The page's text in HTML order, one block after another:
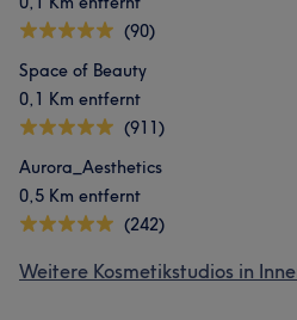
(90)
Space of Beauty
0,1 Km entfernt
(911)
Aurora_Aesthetics
0,5 Km entfernt
(242)
Weitere Kosmetikstudios in